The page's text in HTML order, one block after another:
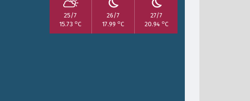
25/7
15.73 oC
26/7
17.99 oC
27/7
20.94 oC